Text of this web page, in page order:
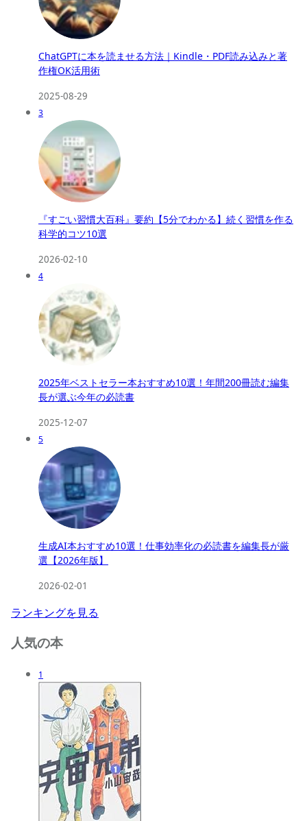
ChatGPTに本を読ませる方法｜Kindle・PDF読み込みと著
作権OK活用術
2025-08-29
3
『すごい習慣大百科』要約【5分でわかる】続く習慣を作る
科学的コツ10選
2026-02-10
4
2025年ベストセラー本おすすめ10選！年間200冊読む編集
長が選ぶ今年の必読書
2025-12-07
5
生成AI本おすすめ10選！仕事効率化の必読書を編集長が厳
選【2026年版】
2026-02-01
ランキングを見る
人気の本
1